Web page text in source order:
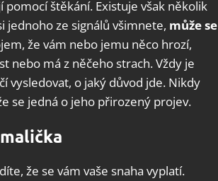
štěkání. Existuje však několik
jednoho ze signálů všimnete, může se
že vám nebo jemu něco hrozí,
nebo má z něčeho strach. Vždy je
vysledovat, o jaký důvod jde. Nikdy
se jedná o jeho přirozený projev.
že se vám vaše snaha vyplatí.